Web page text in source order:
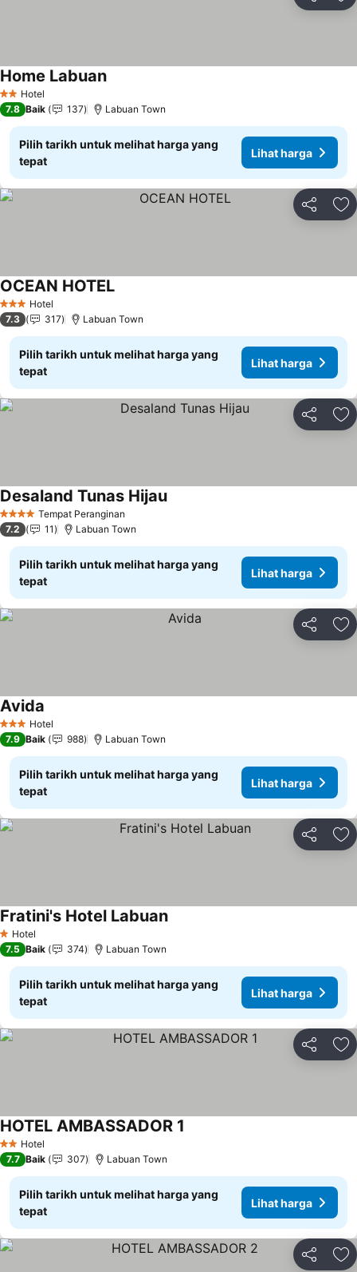
2 Bintang
Hotel
Home LabuanLihat harga
7.8 Baik 137 Labuan Town
Pilih tarikh untuk melihat harga yang
tepat
Lihat harga
Kongsi
3 BintangHotel
OCEAN HOTELLihat harga
7.3 317 Labuan Town
Pilih tarikh untuk melihat harga yang
tepat
Lihat harga
Kongsi
4 BintangTempat Peranginan
Desaland Tunas HijauLihat harga
7.2 11 Labuan Town
Pilih tarikh untuk melihat harga yang
tepat
Lihat harga
Kongsi
3 BintangHotel
Avida
7.9 Baik 988 Labuan Town
Pilih tarikh untuk melihat harga yang
tepat
Lihat harga
Kongsi
1 Bintang
Hotel
Fratini's Hotel LabuanLihat harga
7.5 Baik 374 Labuan Town
Pilih tarikh untuk melihat harga yang
tepat
Lihat harga
Kongsi
2 Bintang
Hotel
HOTEL AMBASSADOR 1
7.7 Baik 307 Labuan Town
Pilih tarikh untuk melihat harga yang
tepat
Lihat harga
Kongsi